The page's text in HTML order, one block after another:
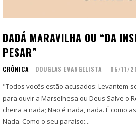
Zine
Autores
Sobre
Contato
Filmes
Sobre
Zine
Autores
Sobre
Contato
Filmes
Sobre
DADÁ MARAVILHA OU “DA
PESAR”
CRÔNICA DOUGLAS EVANGELISTA - 05/11/
"Todos vocês estão acusados: Levantem-
para ouvir a Marselhesa ou Deus Salve o
cheira a nada; Não é nada, nada. É como
Nada. Como o seu paraíso:...